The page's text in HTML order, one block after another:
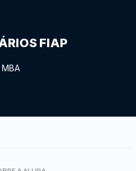
FIAP
MBA